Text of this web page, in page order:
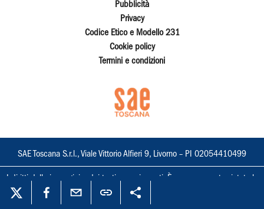
Pubblicità
Privacy
Codice Etico e Modello 231
Cookie policy
Termini e condizioni
SAE Toscana S.r.l., Viale Vittorio Alfieri 9, Livorno – PI 02054410499
I diritti delle immagini e dei testi sono riservati. È espressamente vietata la
loro riproduzione con qualsiasi mezzo e l'adattamento totale o parziale.